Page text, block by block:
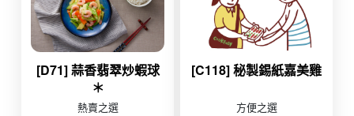
[D71] 蒜香翡翠炒蝦球
＊
熱賣之選
[C118] 秘製錫紙嘉美雞
方便之選